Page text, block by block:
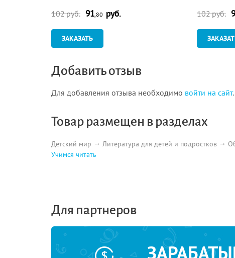
102 руб. 91 ,80 руб.
ЗАКАЗАТЬ
102 руб.
Добавить отзыв
Для добавления отзыва необходимо войти на сайт.
Товар размещен в разделах
Детский мир Литература для детей и подростков
Учимся читать
Для партнеров